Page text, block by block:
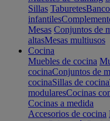
Sillas Taburetes
infantiles
Mesas Conjuntos de
altasMesas multiusos
Cocina
Muebles de cocina
cocinaConjuntos de
cocinaSillas de cocina
modularesCocinas
Cocinas a medida
Accesorios de cocina